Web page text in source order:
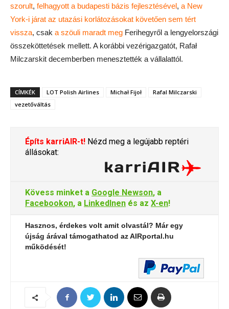
szorult, felhagyott a budapesti bázis fejlesztésével, a New
York-i járat az utazási korlátozásokat követően sem tért
vissza, csak a szöuli maradt meg Ferihegyről a lengyelországi
összeköttetések mellett. A korábbi vezérigazgatót, Rafał
Milczarskit decemberben menesztették a vállalattól.
CÍMKÉK LOT Polish Airlines Michał Fijoł
Rafal Milczarski
vezetőváltás
Építs karriAIR-t! Nézd meg a legújabb reptéri
állásokat:
Kövess minket a Google Newson, a
Facebookon, a LinkedInen és az X-en!
Hasznos, érdekes volt amit olvastál? Már egy
újság árával támogathatod az AIRportal.hu
működését!